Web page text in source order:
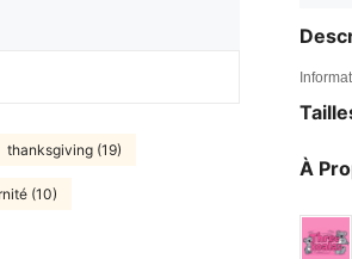
thanksgiving (19)
(10)
À